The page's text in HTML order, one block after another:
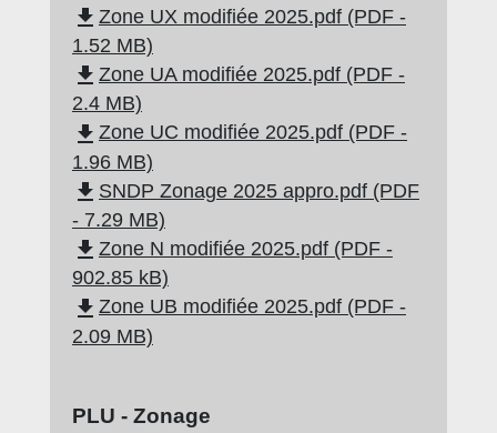
file_download Zone UX modifiée 2025.pdf (PDF -
1.52 MB)
file_download Zone UA modifiée 2025.pdf (PDF -
2.4 MB)
file_download Zone UC modifiée 2025.pdf (PDF -
1.96 MB)
file_download SNDP Zonage 2025 appro.pdf (PDF
- 7.29 MB)
file_download Zone N modifiée 2025.pdf (PDF -
902.85 kB)
file_download Zone UB modifiée 2025.pdf (PDF -
2.09 MB)
PLU - Zonage